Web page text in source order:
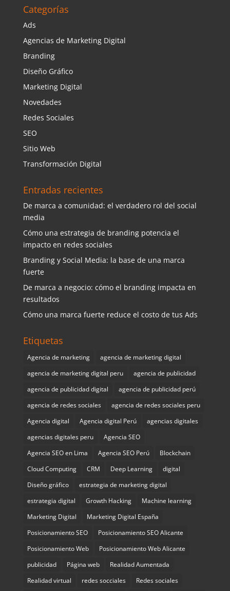
Categorías
Ads
Agencias de Marketing Digital
Branding
Diseño Gráfico
Marketing Digital
Novedades
Redes Sociales
SEO
Sitio Web
Transformación Digital
Entradas recientes
De marca a comunidad: el verdadero rol del social
media
Cómo una estrategia de branding potencia el
impacto en redes sociales
Branding y Social Media: la base de una marca
fuerte
De marca a negocio: cómo el branding impacta en
resultados
Cómo una marca fuerte reduce el costo de tus Ads
Etiquetas
Agencia de marketing
agencia de marketing digital
agencia de marketing digital peru
agencia de publicidad
agencia de publicidad digital
agencia de publicidad perú
agencia de redes sociales
agencia de redes sociales peru
Agencia digital
Agencia digital Perú
agencias digitales
agencias digitales peru
Agencia SEO
Agencia SEO en Lima
Agencia SEO Perú
Blockchain
Cloud Computing
CRM Deep Learning
digital
Diseño gráfico
estrategia de marketing digital
estrategia digital
Growth Hacking
Machine learning
Marketing Digital
Marketing Digital España
Posicionamiento SEO
Posicionamiento SEO Alicante
Posicionamiento Web
Posicionamiento Web Alicante
publicidad
Página web
Realidad Aumentada
Realidad virtual
redes socciales Redes sociales